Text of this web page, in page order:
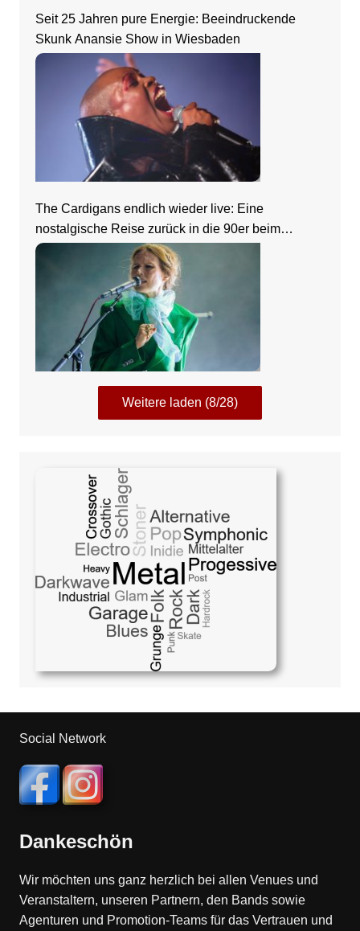
Seit 25 Jahren pure Energie: Beeindruckende
Skunk Anansie Show in Wiesbaden
The Cardigans endlich wieder live: Eine
nostalgische Reise zurück in die 90er beim
Zeltfestival Rhein-Neckar
Weitere laden (8/28)
Social Network
Dankeschön
Wir möchten uns ganz herzlich bei allen Venues und
Veranstaltern, unseren Partnern, den Bands sowie
Agenturen und Promotion-Teams für das Vertrauen und